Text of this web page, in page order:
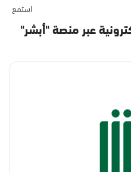
استمع
إلكترونية عبر منصة "أبشر"